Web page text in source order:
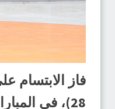
28)، في